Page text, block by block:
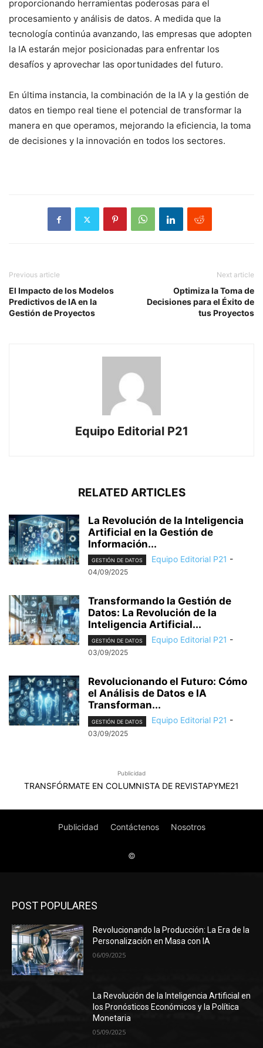
POST POPULARES
Revolucionando la Producción: La Era de la
Personalización en Masa con IA
06/09/2025
La Revolución de la Inteligencia Artificial en
los Pronósticos Económicos y la Política
Monetaria
05/09/2025